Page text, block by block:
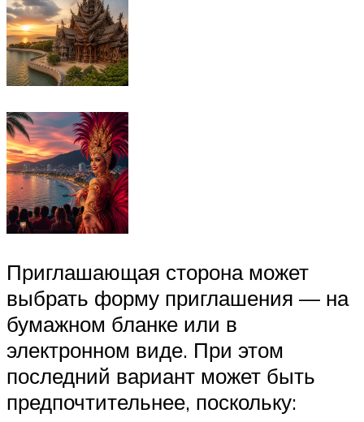
Приглашающая сторона может
выбрать форму приглашения — на
бумажном бланке или в
электронном виде. При этом
последний вариант может быть
предпочтительнее, поскольку: